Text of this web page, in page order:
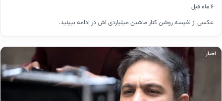
۶ ماه قبل
عکسی از نفیسه روشن کنار ماشین میلیاردی اش در ادامه ببینید.
اخبار